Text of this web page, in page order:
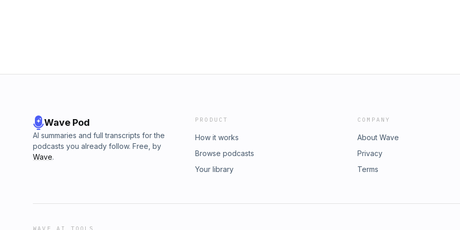
Wave Pod
AI summaries and full transcripts for the
podcasts you already follow. Free, by
Wave.
PRODUCT
How it works
Browse podcasts
Your library
COMPANY
About Wave
Privacy
Terms
WAVE AI TOOLS